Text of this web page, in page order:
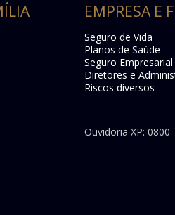
EMPRESA E
Seguro de Vida
Planos de Saúde
Seguro Empresarial
Diretores e
Riscos diversos
Ouvidoria XP: